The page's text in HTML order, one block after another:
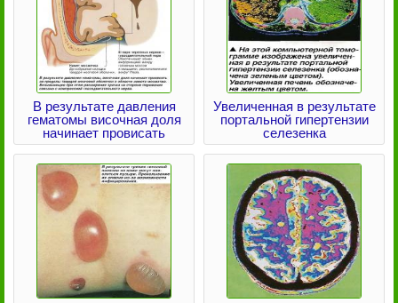
В результате давления
гематомы височная доля
начинает провисать
Увеличенная в результате
портальной гипертензии
селезенка